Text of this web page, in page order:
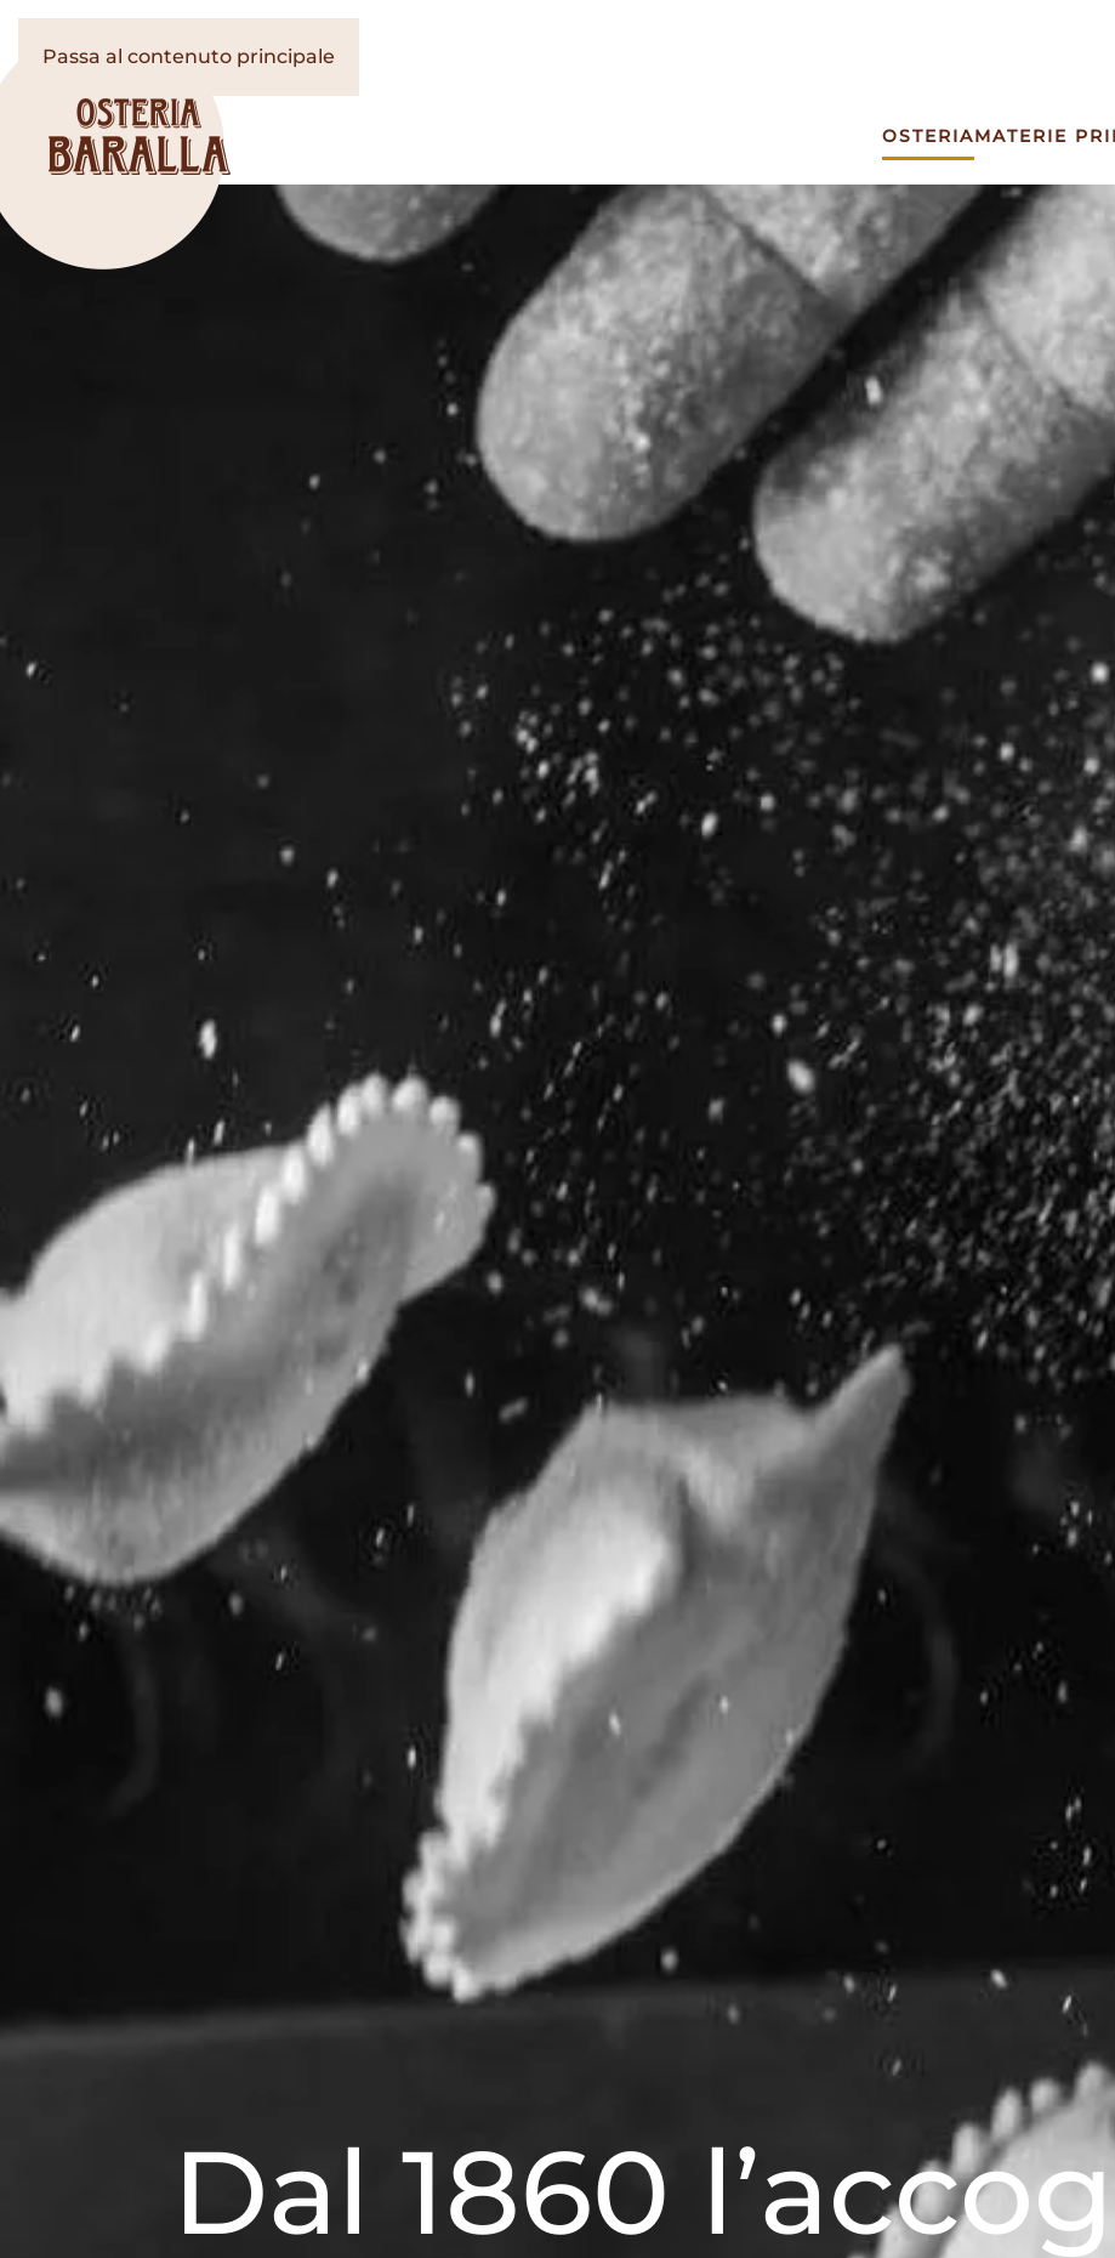
Passa al contenuto principale
OSTERIAMATERIE
Dal 1860